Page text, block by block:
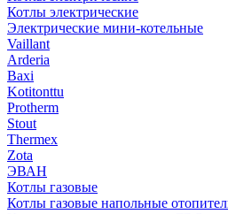
Котлы электрические
Электрические мини-котельные
Vaillant
Arderia
Baxi
Kotitonttu
Protherm
Stout
Thermex
Zota
ЭВАН
Котлы газовые
Котлы газовые напольные